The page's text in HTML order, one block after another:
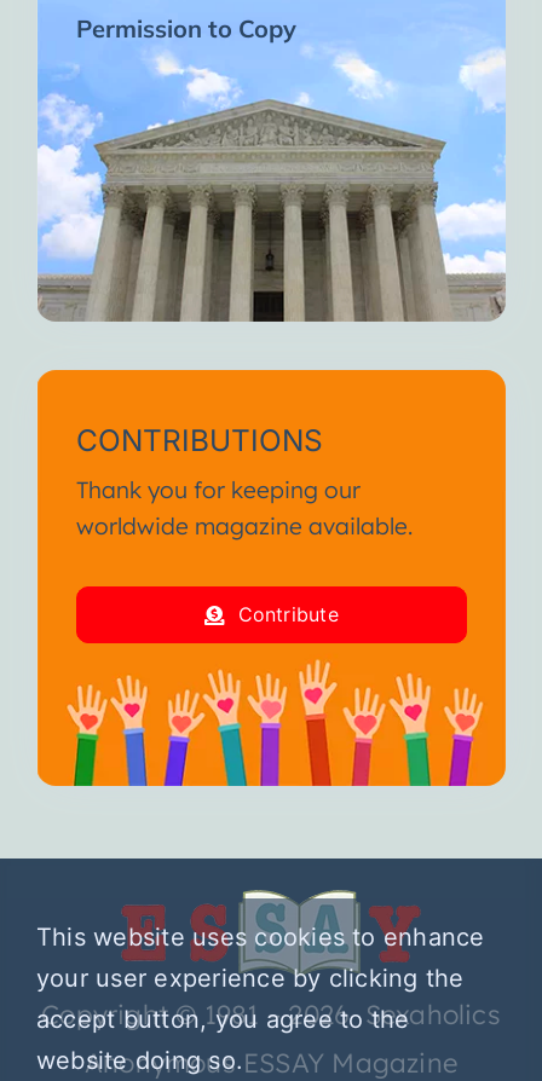
Permission to Copy
CONTRIBUTIONS
Thank you for keeping our
worldwide magazine available.
Contribute
Copyright © 1981 – 2026 Sexaholics
Anonymous ESSAY Magazine
This website uses cookies to enhance
your user experience by clicking the
accept button, you agree to the
website doing so.